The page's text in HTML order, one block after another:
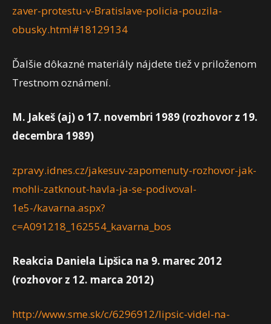
zaver-protestu-v-Bratislave-policia-pouzila-
obusky.html#18129134
Ďalšie dôkazné materiály nájdete tiež v priloženom
Trestnom oznámení.
M. Jakeš (aj) o 17. novembri 1989 (rozhovor z 19.
decembra 1989)
zpravy.idnes.cz/jakesuv-zapomenuty-rozhovor-jak-
mohli-zatknout-havla-ja-se-podivoval-
1e5-/kavarna.aspx?
c=A091218_162554_kavarna_bos
Reakcia Daniela Lipšica na 9. marec 2012
(rozhovor z 12. marca 2012)
http://www.sme.sk/c/6296912/lipsic-videl-na-